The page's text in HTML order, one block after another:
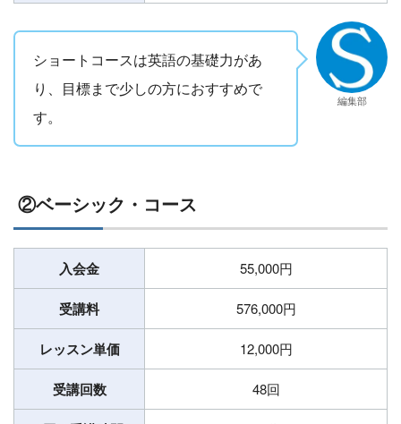
ショートコースは英語の基礎力があ
り、目標まで少しの方におすすめで
す。
編集部
②ベーシック・コース
入会金 55,000円
受講料 576,000円
レッスン単価 12,000円
受講回数 48回